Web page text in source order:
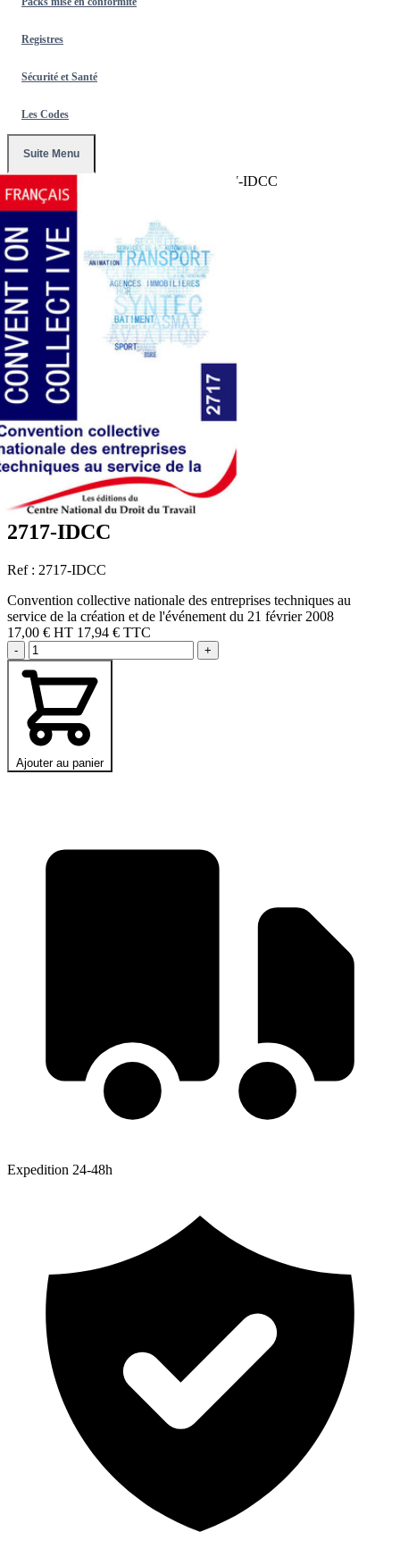
Registres
Sécurité et Santé
Les Codes
Suite Menu
Conventions Collectives 2717-IDCC
2717-IDCC
Ref : 2717-IDCC
Convention collective nationale des entreprises techniques au
service de la création et de l'événement du 21 février 2008
17,00 € HT 17,94 € TTC
- +
Ajouter au panier
Expedition 24-48h